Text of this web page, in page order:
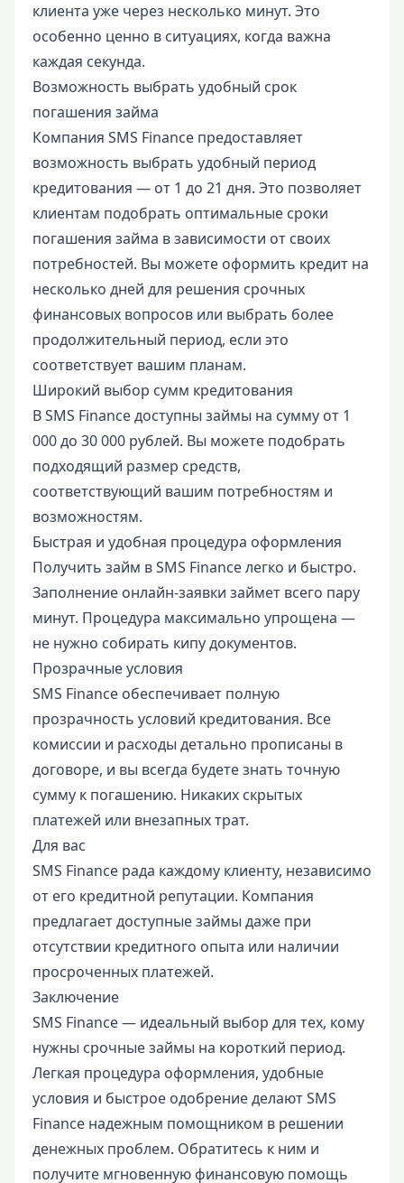
клиента уже через несколько минут. Это
особенно ценно в ситуациях, когда важна
каждая секунда.
Возможность выбрать удобный срок
погашения займа
Компания SMS Finance предоставляет
возможность выбрать удобный период
кредитования — от 1 до 21 дня. Это позволяет
клиентам подобрать оптимальные сроки
погашения займа в зависимости от своих
потребностей. Вы можете оформить кредит на
несколько дней для решения срочных
финансовых вопросов или выбрать более
продолжительный период, если это
соответствует вашим планам.
Широкий выбор сумм кредитования
В SMS Finance доступны займы на сумму от 1
000 до 30 000 рублей. Вы можете подобрать
подходящий размер средств,
соответствующий вашим потребностям и
возможностям.
Быстрая и удобная процедура оформления
Получить займ в SMS Finance легко и быстро.
Заполнение онлайн-заявки займет всего пару
минут. Процедура максимально упрощена —
не нужно собирать кипу документов.
Прозрачные условия
SMS Finance обеспечивает полную
прозрачность условий кредитования. Все
комиссии и расходы детально прописаны в
договоре, и вы всегда будете знать точную
сумму к погашению. Никаких скрытых
платежей или внезапных трат.
Для вас
SMS Finance рада каждому клиенту, независимо
от его кредитной репутации. Компания
предлагает доступные займы даже при
отсутствии кредитного опыта или наличии
просроченных платежей.
Заключение
SMS Finance — идеальный выбор для тех, кому
нужны срочные займы на короткий период.
Легкая процедура оформления, удобные
условия и быстрое одобрение делают SMS
Finance надежным помощником в решении
денежных проблем. Обратитесь к ним и
получите мгновенную финансовую помощь